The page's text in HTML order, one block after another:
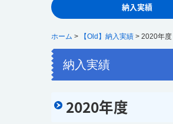
納入実績
ホーム 【Old】納入実績 2020年度
納入実績
2020年度